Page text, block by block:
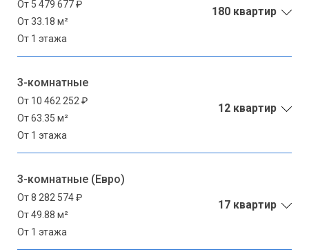
От 5 479 677 ₽
От 33.18 м²
От 1 этажа
180 квартир
3-комнатные
От 10 462 252 ₽
От 63.35 м²
От 1 этажа
12 квартир
3-комнатные (Евро)
От 8 282 574 ₽
От 49.88 м²
От 1 этажа
17 квартир